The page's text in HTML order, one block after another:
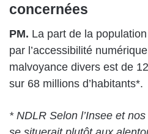
concernées
PM. La part de la
par l’accessibilité
malvoyance divers est de
sur 68 millions d’habitants*.
* NDLR Selon l’Insee et